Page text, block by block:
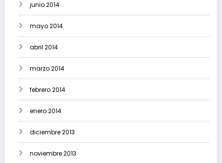
junio 2014
mayo 2014
abril 2014
marzo 2014
febrero 2014
enero 2014
diciembre 2013
noviembre 2013